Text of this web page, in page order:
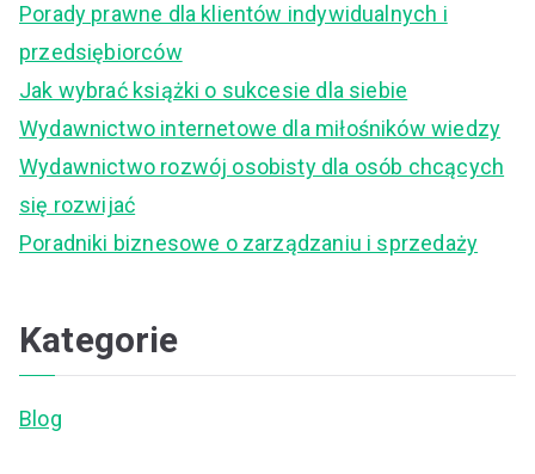
Porady prawne dla klientów indywidualnych i
przedsiębiorców
Jak wybrać książki o sukcesie dla siebie
Wydawnictwo internetowe dla miłośników wiedzy
Wydawnictwo rozwój osobisty dla osób chcących
się rozwijać
Poradniki biznesowe o zarządzaniu i sprzedaży
Kategorie
Blog